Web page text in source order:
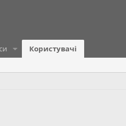
Користувачі